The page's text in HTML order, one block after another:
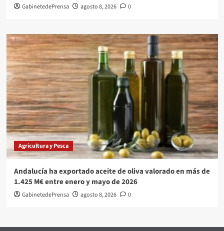
GabinetedePrensa agosto 8, 2026 0
Agricultura y Pesca
Andalucía ha exportado aceite de oliva valorado en más de
1.425 M€ entre enero y mayo de 2026
GabinetedePrensa agosto 8, 2026 0